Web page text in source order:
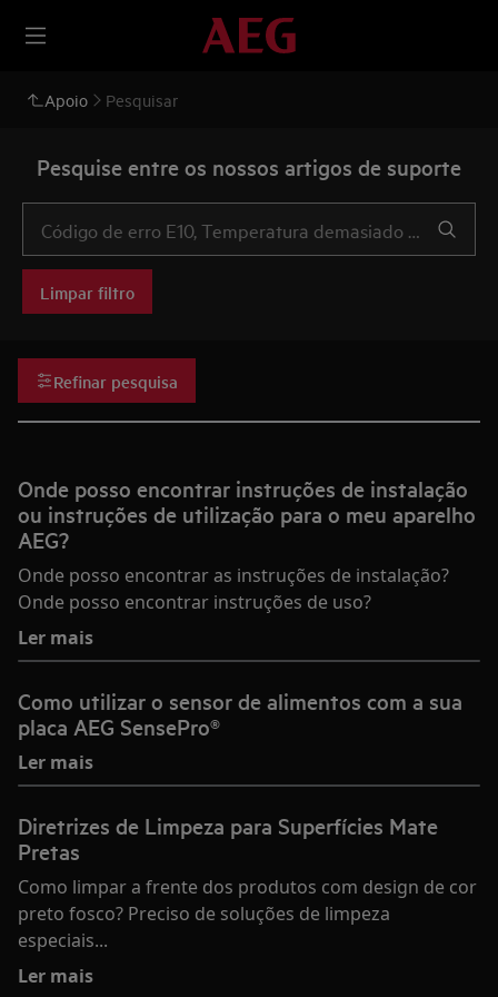
Apoio Pesquisar
Pesquise entre os nossos artigos de suporte
Limpar filtro
Refinar pesquisa
Onde posso encontrar instruções de instalação
ou instruções de utilização para o meu aparelho
AEG?
Onde posso encontrar as instruções de instalação?
Onde posso encontrar instruções de uso?
Ler mais
Como utilizar o sensor de alimentos com a sua
placa AEG SensePro®
Ler mais
Diretrizes de Limpeza para Superfícies Mate
Pretas
Como limpar a frente dos produtos com design de cor
preto fosco? Preciso de soluções de limpeza
especiais...
Ler mais